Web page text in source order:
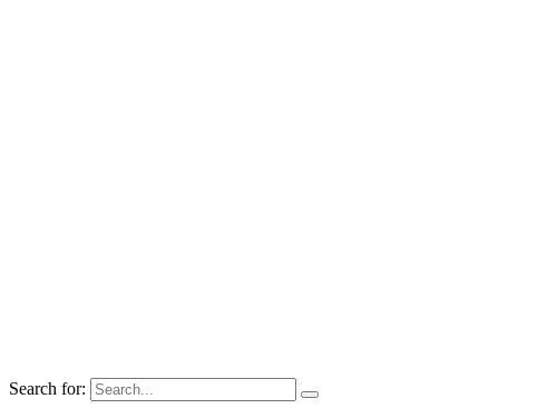
Search for: